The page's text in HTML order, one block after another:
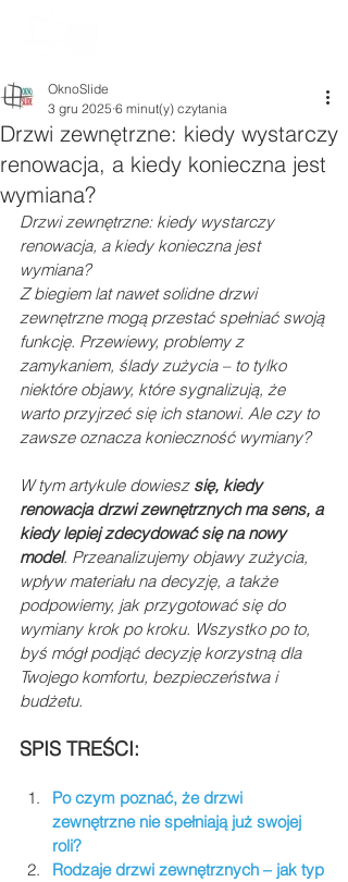
Drzwi zewnętrzne: kiedy wystarczy
renowacja, a kiedy konieczna jest
wymiana?
OknoSlide
3 gru 2025 6 minut(y) czytania
Drzwi zewnętrzne: kiedy wystarczy
renowacja, a kiedy konieczna jest
wymiana?
Z biegiem lat nawet solidne drzwi
zewnętrzne mogą przestać spełniać swoją
funkcję. Przewiewy, problemy z
zamykaniem, ślady zużycia – to tylko
niektóre objawy, które sygnalizują, że
warto przyjrzeć się ich stanowi. Ale czy to
zawsze oznacza konieczność wymiany?
W tym artykule dowiesz się, kiedy
renowacja drzwi zewnętrznych ma sens, a
kiedy lepiej zdecydować się na nowy
model. Przeanalizujemy objawy zużycia,
wpływ materiału na decyzję, a także
podpowiemy, jak przygotować się do
wymiany krok po kroku. Wszystko po to,
byś mógł podjąć decyzję korzystną dla
Twojego komfortu, bezpieczeństwa i
budżetu.
SPIS TREŚCI:
Po czym poznać, że drzwi
zewnętrzne nie spełniają już swojej
roli?
Rodzaje drzwi zewnętrznych – jak typ